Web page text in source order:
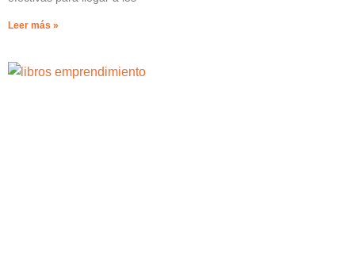
Leer más »